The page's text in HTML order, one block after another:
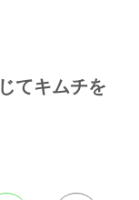
てキムチを